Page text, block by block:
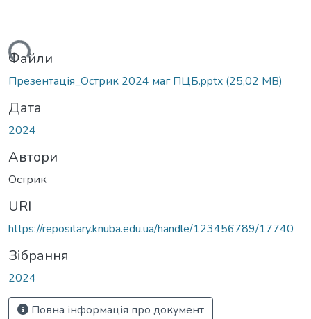
Файли
Презентація_Острик 2024 маг ПЦБ.pptx (25,02 MB)
Дата
2024
Автори
Острик
URI
https://repositary.knuba.edu.ua/handle/123456789/17740
Зібрання
2024
Повна інформація про документ